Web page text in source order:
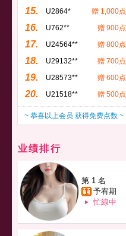
15. U2864* 赠 1,000点
16. U762** 赠 900点
17. U24564** 赠 800点
18. U29132** 赠 700点
19. U28573** 赠 600点
20. U21518** 赠 500点
~ 恭喜以上会员 获得免费点数 ~
业绩排行
第 1 名
予宥期
忙線中